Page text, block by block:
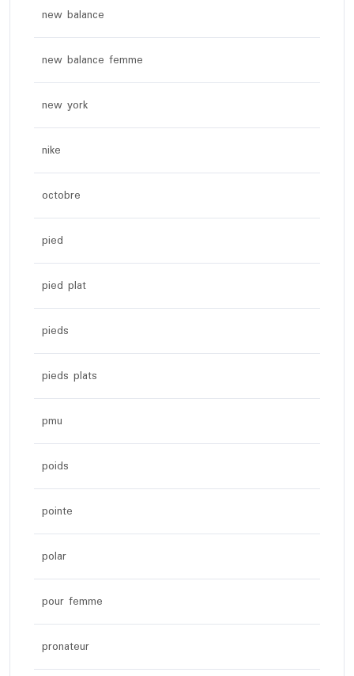
new balance
new balance femme
new york
nike
octobre
pied
pied plat
pieds
pieds plats
pmu
poids
pointe
polar
pour femme
pronateur